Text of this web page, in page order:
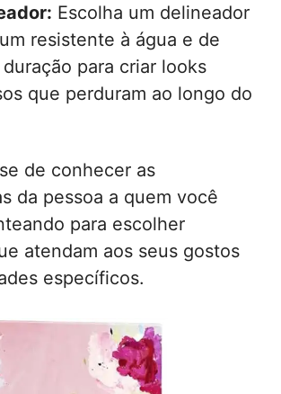
Escolha um delineador
resistente à água e de
para criar looks
que perduram ao longo do
de conhecer as
da pessoa a quem você
para escolher
atendam aos seus gostos
específicos.